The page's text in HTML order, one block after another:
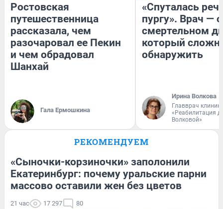
Ростовская
путешественница
рассказала, чем
разочаровал ее Пекин
и чем обрадовал
Шанхай
Гала Ермошкина
«Спуталась
пургу». Врач — о
смертельном
который
обнаружить
Ирина Волкова
Главврач
«Реабилитация
Волковой»
РЕКОМЕНДУЕМ
«Сыночки-корзиночки» заполонили
Екатеринбург: почему уральские парни
массово оставили жен без цветов
21 час 17 297 80